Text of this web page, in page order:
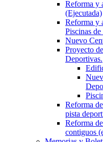
Reforma y
(Ejecutada)
Reforma y
Piscinas
Nuevo
Proyecto
Deportivas.
Reforma
pista
Reforma
contiguos